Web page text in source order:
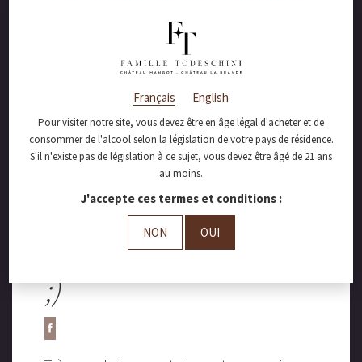
Un peu de
patience… les notes
du millésime 2016 en
primeur seront
bientôt disponible…
;)
Français English
Pour visiter notre site, vous devez être en âge légal d'acheter et de
consommer de l'alcool selon la législation de votre pays de résidence.
S'il n'existe pas de législation à ce sujet, vous devez être âgé de 21 ans
au moins.
J'accepte ces termes et conditions :
NON OUI